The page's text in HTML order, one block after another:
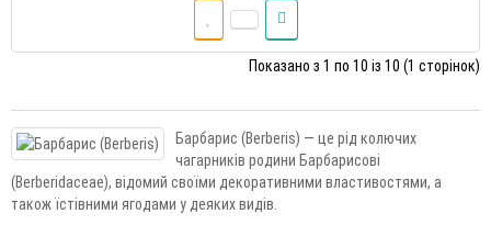
Показано з 1 по 10 із 10 (1 сторінок)
Барбарис (Berberis) — це рід колючих
чагарників родини Барбарисові
(Berberidaceae), відомий своїми декоративними властивостями, а
також їстівними ягодами у деяких видів.